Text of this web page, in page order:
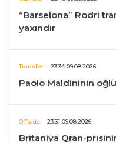
“Barselona” Rodri
yaxındır
Transfer 23:34 09.08.2026
Paolo Maldininin
Offside 23:31 09.08.2026
Britaniya Qran-